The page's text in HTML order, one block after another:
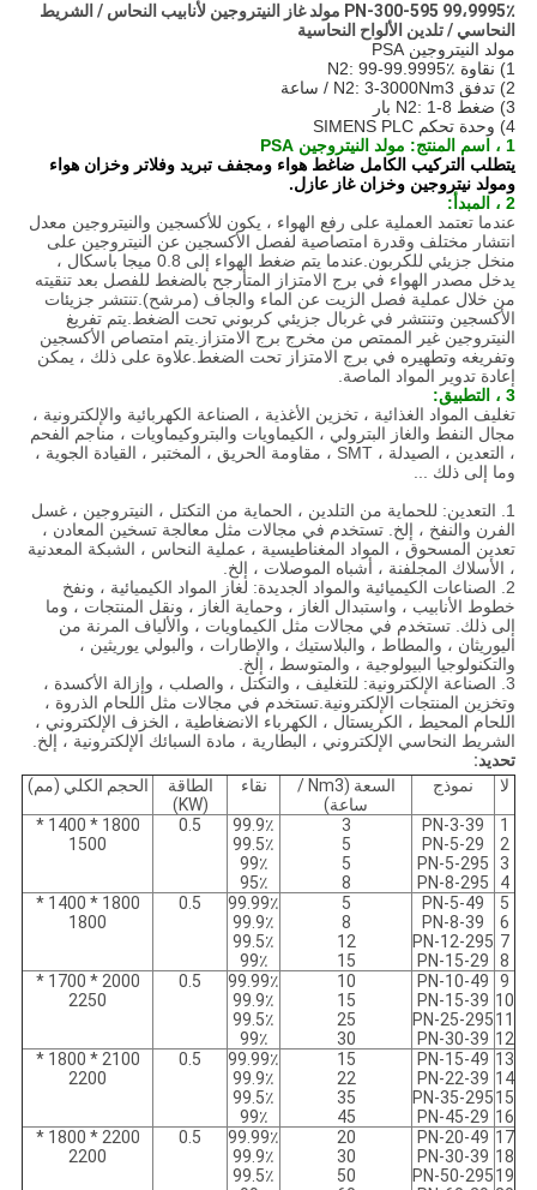
PN-300-595 99،9995٪ مولد غاز النيتروجين لأنابيب النحاس / الشريط
النحاسي / تلدين الألواح النحاسية
مولد النيتروجين PSA
1) نقاوة N2: 99-99.9995٪
2) تدفق N2: 3-3000Nm3 / ساعة
3) ضغط N2: 1-8 بار
4) وحدة تحكم SIMENS PLC
1 ، اسم المنتج: مولد النيتروجين PSA
يتطلب التركيب الكامل ضاغط هواء ومجفف تبريد وفلاتر وخزان هواء
ومولد نيتروجين وخزان غاز عازل.
2 ، المبدأ:
عندما تعتمد العملية على رفع الهواء ، يكون للأكسجين والنيتروجين معدل
انتشار مختلف وقدرة امتصاصية لفصل الأكسجين عن النيتروجين على
منخل جزيئي للكربون.عندما يتم ضغط الهواء إلى 0.8 ميجا باسكال ،
يدخل مصدر الهواء في برج الامتزاز المتأرجح بالضغط للفصل بعد تنقيته
من خلال عملية فصل الزيت عن الماء والجاف (مرشح).تنتشر جزيئات
الأكسجين وتنتشر في غربال جزيئي كربوني تحت الضغط.يتم تفريغ
النيتروجين غير الممتص من مخرج برج الامتزاز.يتم امتصاص الأكسجين
وتفريغه وتطهيره في برج الامتزاز تحت الضغط.علاوة على ذلك ، يمكن
إعادة تدوير المواد الماصة.
3 ، التطبيق:
تغليف المواد الغذائية ، تخزين الأغذية ، الصناعة الكهربائية والإلكترونية ،
مجال النفط والغاز البترولي ، الكيماويات والبتروكيماويات ، مناجم الفحم
، التعدين ، الصيدلة ، SMT ، مقاومة الحريق ، المختبر ، القيادة الجوية ،
وما إلى ذلك ...
1. التعدين: للحماية من التلدين ، الحماية من التكتل ، النيتروجين ، غسل
الفرن والنفخ ، إلخ. تستخدم في مجالات مثل معالجة تسخين المعادن ،
تعدين المسحوق ، المواد المغناطيسية ، عملية النحاس ، الشبكة المعدنية
، الأسلاك المجلفنة ، أشباه الموصلات ، إلخ.
2. الصناعات الكيميائية والمواد الجديدة: لغاز المواد الكيميائية ، ونفخ
خطوط الأنابيب ، واستبدال الغاز ، وحماية الغاز ، ونقل المنتجات ، وما
إلى ذلك. تستخدم في مجالات مثل الكيماويات ، والألياف المرنة من
اليوريثان ، والمطاط ، والبلاستيك ، والإطارات ، والبولي يوريثين ،
والتكنولوجيا البيولوجية ، والمتوسط ، إلخ.
3. الصناعة الإلكترونية: للتغليف ، والتكتل ، والصلب ، وإزالة الأكسدة ،
وتخزين المنتجات الإلكترونية.تستخدم في مجالات مثل اللحام الذروة ،
اللحام المحيط ، الكريستال ، الكهرباء الانضغاطية ، الخزف الإلكتروني ،
الشريط النحاسي الإلكتروني ، البطارية ، مادة السبائك الإلكترونية ، إلخ.
تحديد:
لا
نموذج
السعة (Nm3 /
ساعة)
نقاء
الطاقة
(KW)
الحجم الكلي (مم)
1
2
3
4
PN-3-39
PN-5-29
PN-5-295
PN-8-295
3
5
5
8
99.9٪
99.5٪
99٪
95٪
0.5
1800 * 1400 *
1500
5
6
7
8
PN-5-49
PN-8-39
PN-12-295
PN-15-29
5
8
12
15
99.99٪
99.9٪
99.5٪
99٪
0.5
1800 * 1400 *
1800
9
10
11
12
PN-10-49
PN-15-39
PN-25-295
PN-30-39
10
15
25
30
99.99٪
99.9٪
99.5٪
99٪
0.5
2000 * 1700 *
2250
13
14
15
16
PN-15-49
PN-22-39
PN-35-295
PN-45-29
15
22
35
45
99.99٪
99.9٪
99.5٪
99٪
0.5
2100 * 1800 *
2200
17
18
19
PN-20-49
PN-30-39
PN-50-295
20
30
50
99.99٪
99.9٪
99.5٪
0.5
2200 * 1800 *
2200